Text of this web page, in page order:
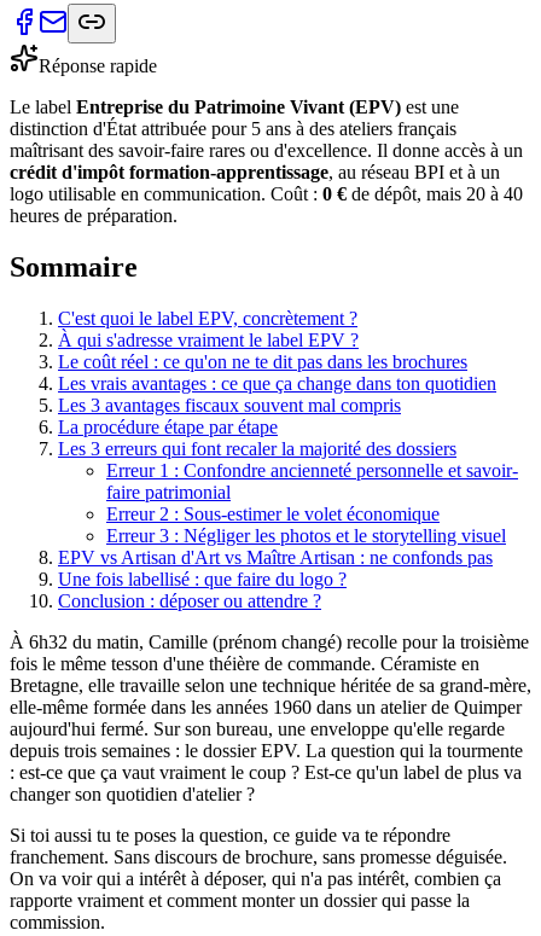
Réponse rapide
Le label Entreprise du Patrimoine Vivant (EPV) est une
distinction d'État attribuée pour 5 ans à des ateliers français
maîtrisant des savoir-faire rares ou d'excellence. Il donne accès à un
crédit d'impôt formation-apprentissage, au réseau BPI et à un
logo utilisable en communication. Coût : 0 € de dépôt, mais 20 à 40
heures de préparation.
Sommaire
C'est quoi le label EPV, concrètement ?
À qui s'adresse vraiment le label EPV ?
Le coût réel : ce qu'on ne te dit pas dans les brochures
Les vrais avantages : ce que ça change dans ton quotidien
Les 3 avantages fiscaux souvent mal compris
La procédure étape par étape
Les 3 erreurs qui font recaler la majorité des dossiers
Erreur 1 : Confondre ancienneté personnelle et savoir-
faire patrimonial
Erreur 2 : Sous-estimer le volet économique
Erreur 3 : Négliger les photos et le storytelling visuel
EPV vs Artisan d'Art vs Maître Artisan : ne confonds pas
Une fois labellisé : que faire du logo ?
Conclusion : déposer ou attendre ?
À 6h32 du matin, Camille (prénom changé) recolle pour la troisième
fois le même tesson d'une théière de commande. Céramiste en
Bretagne, elle travaille selon une technique héritée de sa grand-mère,
elle-même formée dans les années 1960 dans un atelier de Quimper
aujourd'hui fermé. Sur son bureau, une enveloppe qu'elle regarde
depuis trois semaines : le dossier EPV. La question qui la tourmente
: est-ce que ça vaut vraiment le coup ? Est-ce qu'un label de plus va
changer son quotidien d'atelier ?
Si toi aussi tu te poses la question, ce guide va te répondre
franchement. Sans discours de brochure, sans promesse déguisée.
On va voir qui a intérêt à déposer, qui n'a pas intérêt, combien ça
rapporte vraiment et comment monter un dossier qui passe la
commission.